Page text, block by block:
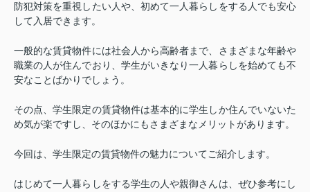
防犯対策を重視したい人や、初めて一人暮らしをする人でも安心
して入居できます。
一般的な賃貸物件には社会人から高齢者まで、さまざまな年齢や
職業の人が住んでおり、学生がいきなり一人暮らしを始めても不
安なことばかりでしょう。
その点、学生限定の賃貸物件は基本的に学生しか住んでいないた
め気が楽ですし、そのほかにもさまざまなメリットがあります。
今回は、学生限定の賃貸物件の魅力についてご紹介します。
はじめて一人暮らしをする学生の人や親御さんは、ぜひ参考にし